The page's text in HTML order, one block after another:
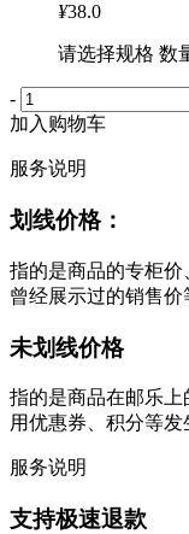
¥38.0
请选择规格 数
-
加入购物车
服务说明
划线价格：
指的是商品的专柜
曾经展示过的销售价
未划线价格
指的是商品在邮乐
用优惠券、积分等发
服务说明
支持极速退款